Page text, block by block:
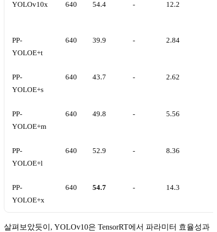
YOLOv10x 640 54.4 - 12.2
PP-
YOLOE+t
640 39.9 - 2.84
PP-
YOLOE+s
640 43.7 - 2.62
PP-
YOLOE+m
640 49.8 - 5.56
PP-
YOLOE+l
640 52.9 - 8.36
PP-
YOLOE+x
640 54.7 - 14.3
살펴보았듯이, YOLOv10은 TensorRT에서 파라미터 효율성과